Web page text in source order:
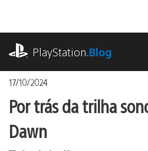
o
conteúdo
PlayStation.Blog
17/10/2024
Por trás da trilha
Dawn